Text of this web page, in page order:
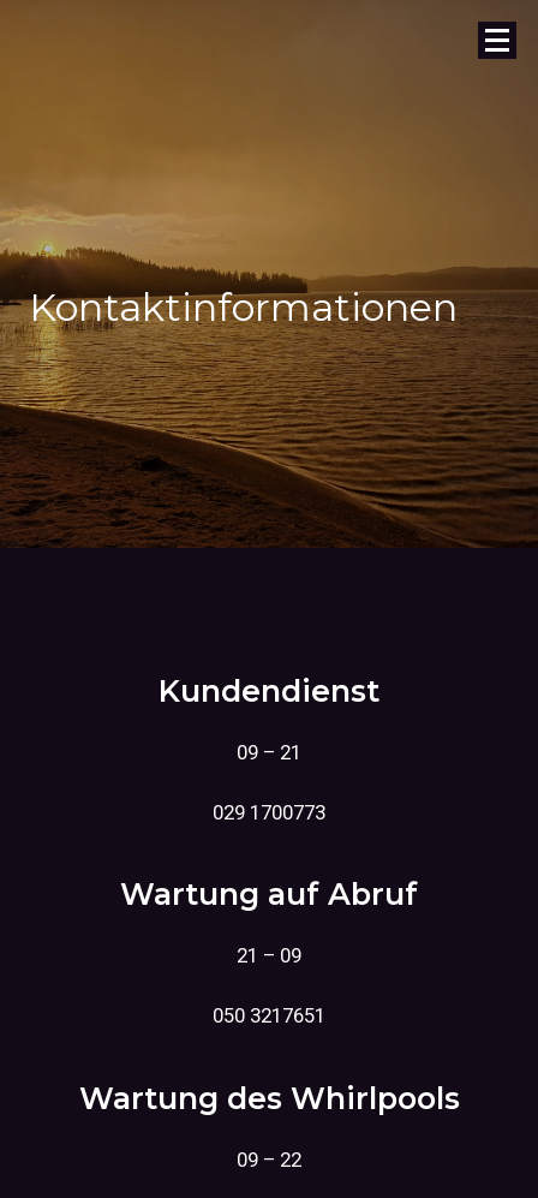
Kontaktinformationen
Kundendienst
09 – 21
029 1700773
Wartung auf Abruf
21 – 09
050 3217651
Wartung des Whirlpools
09 – 22